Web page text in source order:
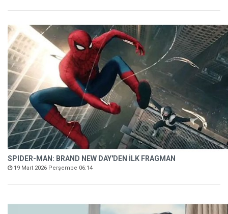
SPIDER-MAN: BRAND NEW DAY'DEN İLK FRAGMAN
19 Mart 2026 Perşembe 06:14